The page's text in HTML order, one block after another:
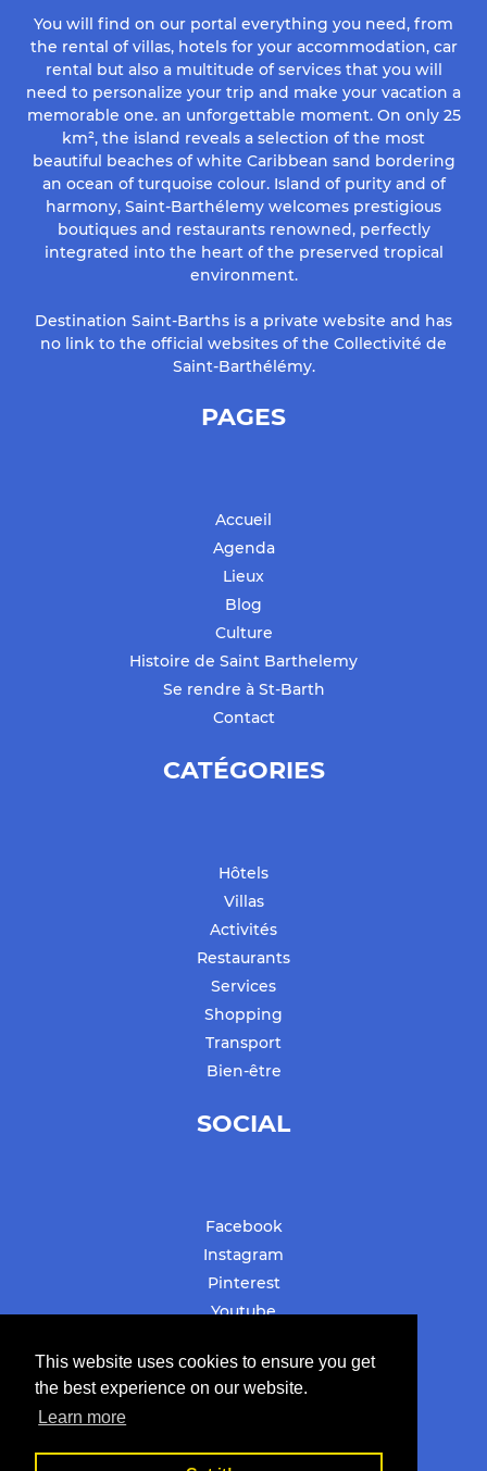
This website uses cookies to ensure you get
the best experience on our website.
Learn more
You will find on our portal everything you need, from
the rental of villas, hotels for your accommodation, car
rental but also a multitude of services that you will
need to personalize your trip and make your vacation a
memorable one. an unforgettable moment. On only 25
km², the island reveals a selection of the most
beautiful beaches of white Caribbean sand bordering
an ocean of turquoise colour. Island of purity and of
harmony, Saint-Barthélemy welcomes prestigious
boutiques and restaurants renowned, perfectly
integrated into the heart of the preserved tropical
environment.
Destination Saint-Barths is a private website and has
no link to the official websites of the Collectivité de
Saint-Barthélémy.
PAGES
Accueil
Agenda
Lieux
Blog
Culture
Histoire de Saint Barthelemy
Se rendre à St-Barth
Contact
CATÉGORIES
Hôtels
Villas
Activités
Restaurants
Services
Shopping
Transport
Bien-être
SOCIAL
Facebook
Instagram
Pinterest
Youtube